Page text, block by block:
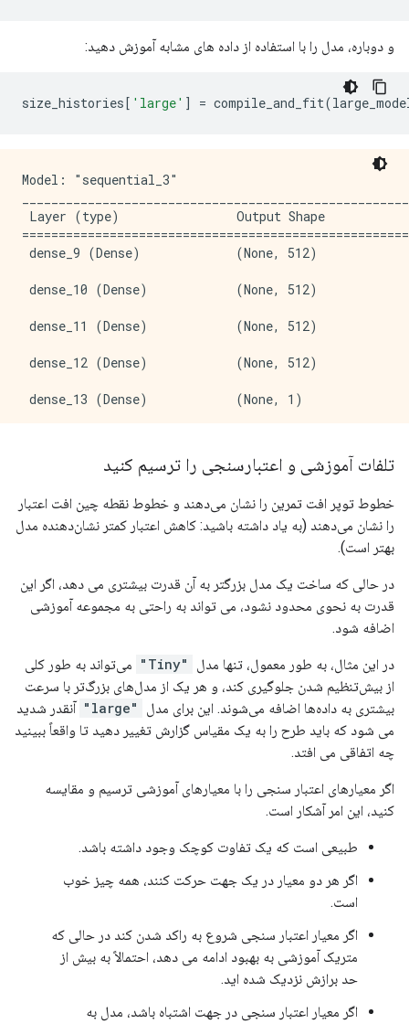
و دوباره، مدل را با استفاده از داده های مشابه آموزش دهید:
size_histories [ 'large' ] = compile_and_fit(
Model: "sequential_3"
Layer (type)                Output Shape
dense_9 (Dense)             (None, 512)
dense_10 (Dense)            (None, 512)
dense_11 (Dense)            (None, 512)
dense_12 (Dense)            (None, 512)
dense_13 (Dense)            (None, 1)
Trainable params: 803,329
Epoch: 0, accuracy:0.5145,
Epoch: 100, accuracy:1.0000,
Epoch: 200, accuracy:1.0000,
تلفات آموزشی و اعتبارسنجی را ترسیم کنید
خطوط توپر افت تمرین را نشان می‌دهند و خطوط نقطه چین افت اعتبار
را نشان می‌دهند (به یاد داشته باشید: کاهش اعتبار کمتر نشان‌دهنده مدل
بهتر است).
در حالی که ساخت یک مدل بزرگتر به آن قدرت بیشتری می دهد، اگر این
قدرت به نحوی محدود نشود، می تواند به راحتی به مجموعه آموزشی
اضافه شود.
در این مثال، به طور معمول، تنها مدل "Tiny"
می‌تواند به طور کلی
از بیش‌تنظیم شدن جلوگیری کند، و هر یک از مدل‌های بزرگ‌تر با سرعت
بیشتری به داده‌ها اضافه می‌شوند. این برای مدل
"large"
آنقدر شدید
می شود که باید طرح را به یک مقیاس گزارش تغییر دهید تا واقعاً ببینید
چه اتفاقی می افتد.
اگر معیارهای اعتبار سنجی را با معیارهای آموزشی ترسیم و مقایسه
کنید، این امر آشکار است.
طبیعی است که یک تفاوت کوچک وجود داشته باشد.
اگر هر دو معیار در یک جهت حرکت کنند، همه چیز خوب
است.
اگر معیار اعتبار سنجی شروع به راکد شدن کند در حالی که
متریک آموزشی به بهبود ادامه می دهد، احتمالاً به بیش از
حد برازش نزدیک شده اید.
اگر معیار اعتبار سنجی در جهت اشتباه باشد، مدل به